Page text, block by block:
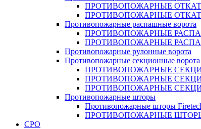
ПРОТИВОПОЖАРНЫЕ
ПРОТИВОПОЖАРНЫЕ
Противопожарные распашные ворота
ПРОТИВОПОЖАРНЫЕ
ПРОТИВОПОЖАРНЫЕ
Противопожарные рулонные ворота
Противопожарные секционные ворота
ПРОТИВОПОЖАРНЫЕ
ПРОТИВОПОЖАРНЫЕ
ПРОТИВОПОЖАРНЫЕ
Противопожарные шторы
Противопожарные шторы
ПРОТИВОПОЖАРНЫЕ ШТОРЫ
СРО